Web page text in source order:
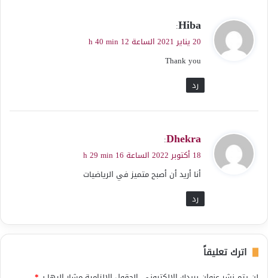
ي
ق
ل
Hiba
:
20 يناير 2021 الساعة 12 h 40 min
Thank you
رد
ي
ق
ل
Dhekra
:
18 أكتوبر 2022 الساعة 16 h 29 min
أنا أريد أن أصبح متميز في الرياضيات
رد
اترك تعليقاً